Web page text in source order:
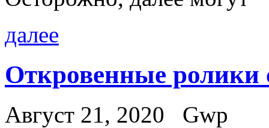
далее
Откровенные ролики
Август 21, 2020
Gwp